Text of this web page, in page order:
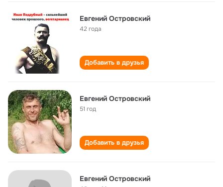
Евгений Островский
42 года
Добавить в друзья
Евгений Островский
51 год
Добавить в друзья
Евгений Островский